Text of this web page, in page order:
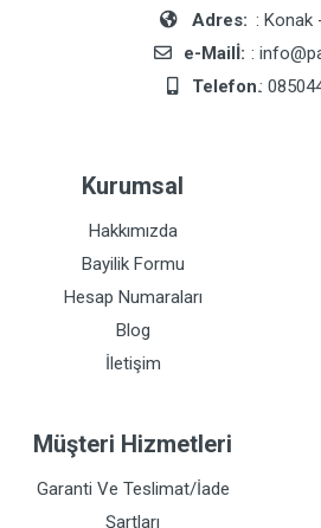
Adres: : Konak
e-Mailİ: :
Telefon.
:
Kurumsal
Hakkımızda
Bayilik Formu
Hesap Numaraları
Blog
İletişim
Müşteri Hizmetleri
Garanti Ve Teslimat/İade
Şartları